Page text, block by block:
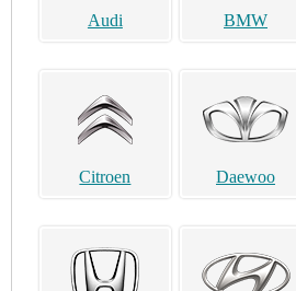
Audi BMW
Citroen Daewoo